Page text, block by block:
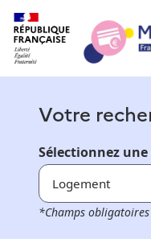
Votre
Sélectionnez
Logement
*Champs obligatoires